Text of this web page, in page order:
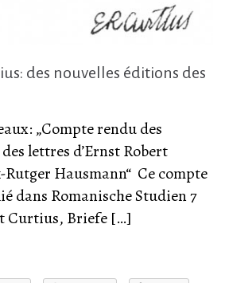
des nouvelles éditions des
„Compte rendu des
lettres d’Ernst Robert
Hausmann“ Ce compte
dans Romanische Studien 7
Curtius, Briefe […]